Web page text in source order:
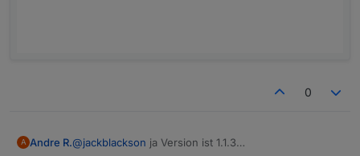
0
A Andre R.@jackblackson ja Version ist 1.1.3